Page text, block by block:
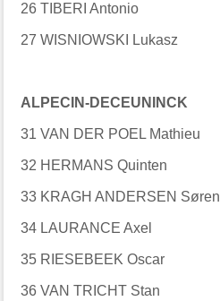
26 TIBERI Antonio
27 WISNIOWSKI Lukasz
ALPECIN-DECEUNINCK
31 VAN DER POEL Mathieu
32 HERMANS Quinten
33 KRAGH ANDERSEN Søren
34 LAURANCE Axel
35 RIESEBEEK Oscar
36 VAN TRICHT Stan